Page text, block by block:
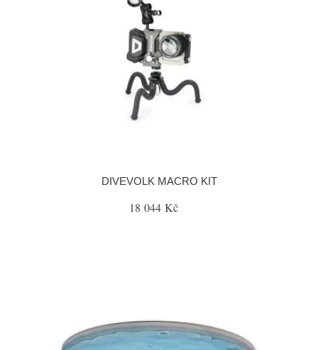
DIVEVOLK MACRO KIT
18 044 Kč